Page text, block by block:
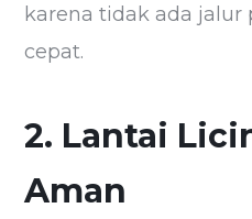
karena tidak ada
cepat.
2. Lantai
Aman